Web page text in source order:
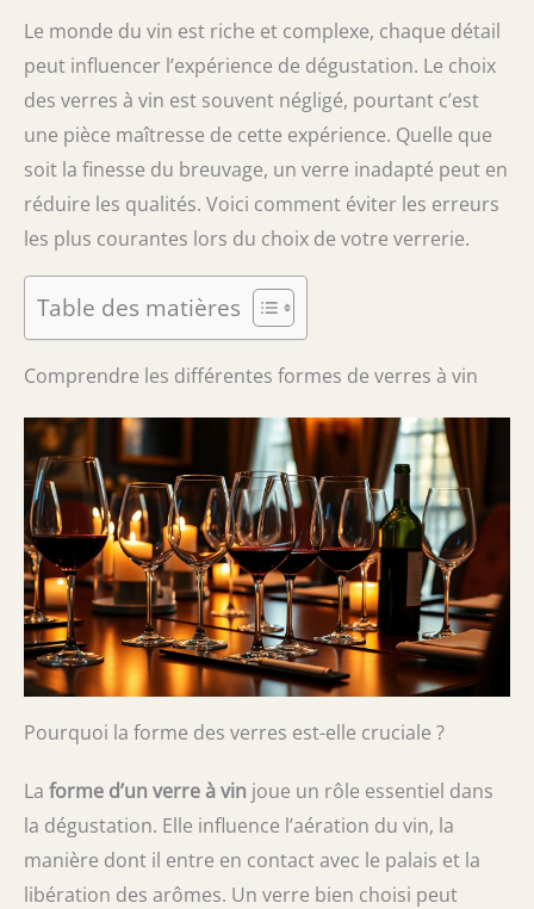
Le monde du vin est riche et complexe, chaque détail
peut influencer l’expérience de dégustation. Le choix
des verres à vin est souvent négligé, pourtant c’est
une pièce maîtresse de cette expérience. Quelle que
soit la finesse du breuvage, un verre inadapté peut en
réduire les qualités. Voici comment éviter les erreurs
les plus courantes lors du choix de votre verrerie.
Table des matières
Comprendre les différentes formes de verres à vin
Pourquoi la forme des verres est-elle cruciale ?
La forme d’un verre à vin joue un rôle essentiel dans
la dégustation. Elle influence l’aération du vin, la
manière dont il entre en contact avec le palais et la
libération des arômes. Un verre bien choisi peut